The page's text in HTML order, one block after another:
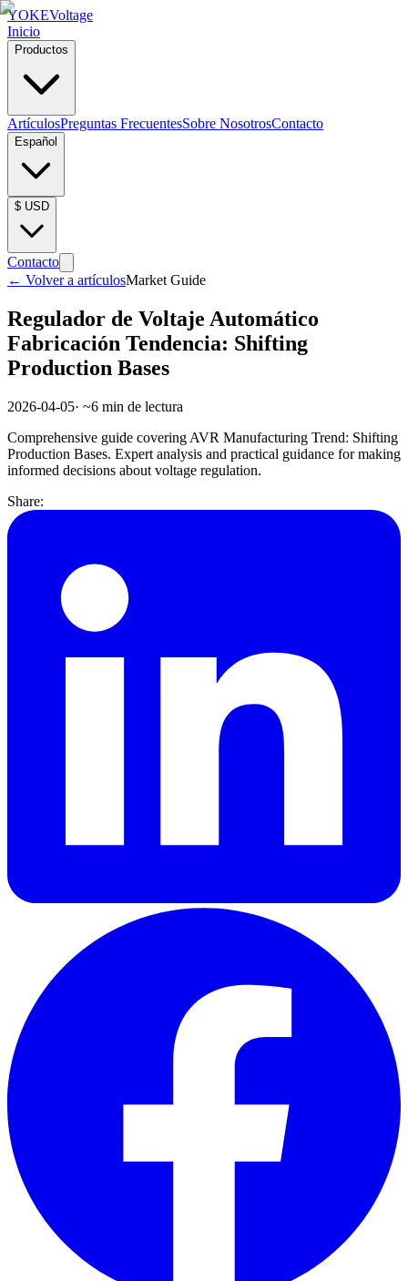
YOKEVoltage
Inicio
Productos
ArtículosPreguntas FrecuentesSobre NosotrosContacto
Español
$ USD
Contacto
← Volver a artículosMarket Guide
Regulador de Voltaje Automático
Fabricación Tendencia: Shifting
Production Bases
2026-04-05· ~6 min de lectura
Comprehensive guide covering AVR Manufacturing Trend: Shifting
Production Bases. Expert analysis and practical guidance for making
informed decisions about voltage regulation.
Share: